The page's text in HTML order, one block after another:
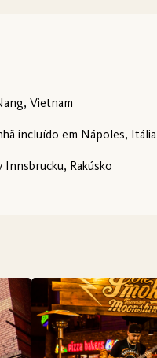
Vietnam
incluído em Nápoles, Itália
Rakúsko